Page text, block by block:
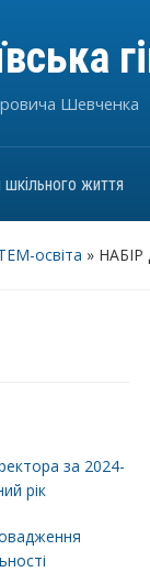
Шевченка
шкільного життя
освіта »
за 2024-
рік